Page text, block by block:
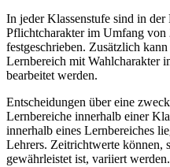
In jeder Klassenstufe sind in
Pflichtcharakter im Umfang
festgeschrieben. Zusätzlich
Lernbereich mit Wahlcharakter
bearbeitet werden.
Entscheidungen über eine
Lernbereiche innerhalb einer
innerhalb eines Lernbereiches
Lehrers. Zeitrichtwerte können,
gewährleistet ist, variiert werden.